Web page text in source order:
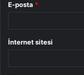
E-posta *
İnternet sitesi